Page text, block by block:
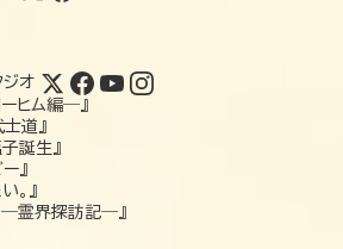
ジオ
ヒム編―』
道』
誕生』
』
。』
―霊界探訪記―』